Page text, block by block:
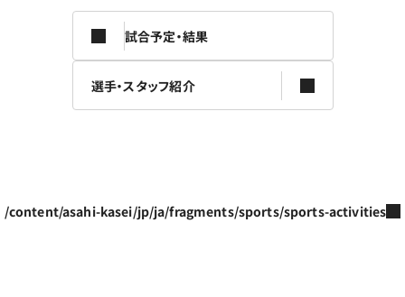
試合予定・結果
選手・スタッフ紹介
/content/asahi-kasei/jp/ja/fragments/sports/sports-activities